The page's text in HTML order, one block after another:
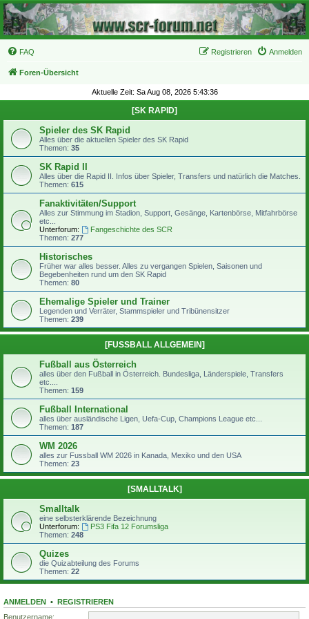
FAQ Anmelden
Registrieren
Foren-Übersicht
Aktuelle Zeit: Sa Aug 08, 2026 5:43:36
[SK RAPID]
Spieler des SK Rapid
Alles über die aktuellen Spieler des SK Rapid
Themen: 35
SK Rapid II
Alles über die Rapid II. Infos über Spieler, Transfers und natürlich die Matches.
Themen: 615
Fanaktivitäten/Support
Alles zur Stimmung im Stadion, Support, Gesänge, Kartenbörse, Mitfahrbörse
etc...
Unterforum:
Fangeschichte des SCR
Themen: 277
Historisches
Früher war alles besser. Alles zu vergangen Spielen, Saisonen und
Begebenheiten rund um den SK Rapid
Themen: 80
Ehemalige Spieler und Trainer
Legenden und Verräter, Stammspieler und Tribünensitzer
Themen: 239
[FUSSBALL ALLGEMEIN]
Fußball aus Österreich
alles über den Fußball in Österreich. Bundesliga, Länderspiele, Transfers
etc....
Themen: 159
Fußball International
alles über ausländische Ligen, Uefa-Cup, Champions League etc...
Themen: 187
WM 2026
alles zur Fussball WM 2026 in Kanada, Mexiko und den USA
Themen: 23
[SMALLTALK]
Smalltalk
eine selbsterklärende Bezeichnung
Unterforum:
PS3 Fifa 12 Forumsliga
Themen: 248
Quizes
die Quizabteilung des Forums
Themen: 22
ANMELDEN • REGISTRIEREN
Benutzername: